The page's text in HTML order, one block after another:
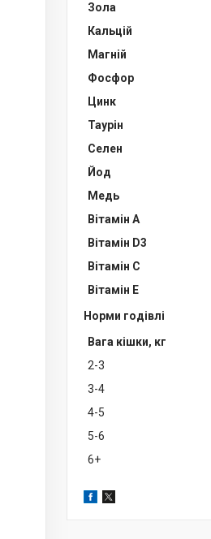
Зола
Кальцій
Магній
Фосфор
Цинк
Таурін
Селен
Йод
Медь
Вітамін А
Вітамін D3
Вітамін С
Вітамін Е
Норми годівлі
Вага кішки, кг
2-3
3-4
4-5
5-6
6+